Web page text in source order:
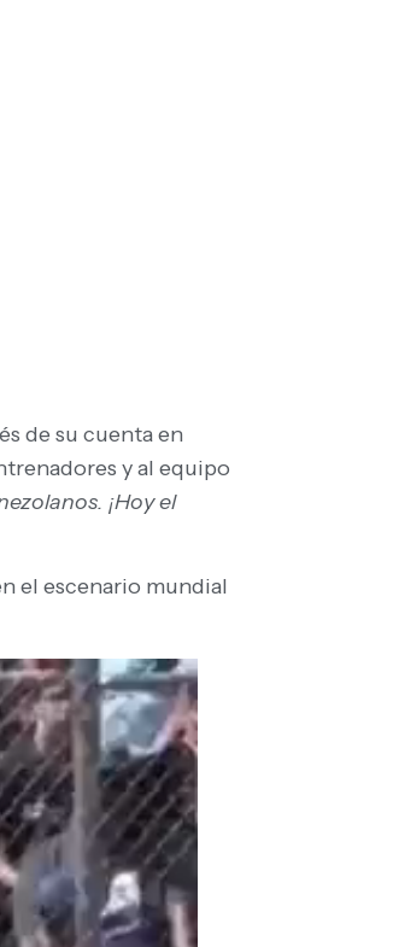
de su cuenta en
y al equipo
¡Hoy el
el escenario mundial